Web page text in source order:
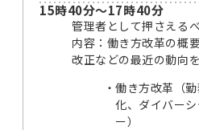
15時40分～17時40分
管理者として押さえる
内容：働き方改革の概
改正などの最近の動向を
働き方改革（
化、ダイバー
ー）